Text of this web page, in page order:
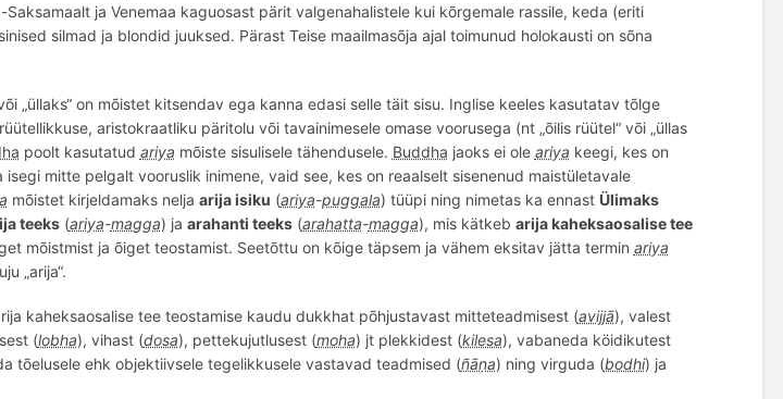
Saksamaalt ja Venemaa kaguosast pärit valgenahalistele kui kõrgemale rassile, keda (eriti
silmad ja blondid juuksed. Pärast Teise maailmasõja ajal toimunud holokausti on sõna
„üllaks“ on mõistet kitsendav ega kanna edasi selle täit sisu. Inglise keeles kasutatav tõlge
aristokraatliku päritolu või tavainimesele omase voorusega (nt „õilis rüütel“ või „üllas
poolt kasutatud ariya mõiste sisulisele tähendusele. Buddha jaoks ei ole ariya keegi, kes on
mitte pelgalt vooruslik inimene, vaid see, kes on reaalselt sisenenud maistületavale
mõistet kirjeldamaks nelja arija isiku (ariya-puggala) tüüpi ning nimetas ka ennast Ülimaks
teeks(ariya-magga) ja arahanti teeks(arahatta-magga), mis kätkeb arija kaheksaosalise tee
mõistmist ja õiget teostamist. Seetõttu on kõige täpsem ja vähem eksitav jätta termin ariya
„arija“.
kaheksaosalise tee teostamise kaudu dukkhat põhjustavast mitteteadmisest (avijjā), valest
(lobha), vihast (dosa), pettekujutlusest (moha) jt plekkidest (kilesa), vabaneda köidikutest
tõelusele ehk objektiivsele tegelikkusele vastavad teadmised (ñāṇa) ning virguda (bodhi) ja